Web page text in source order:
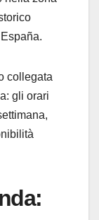
collegata
gli orari